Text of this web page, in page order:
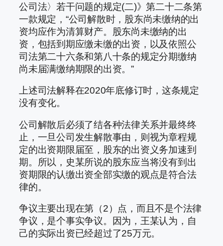
公司法〉若干问题的规定(二)》第二十二条第
一款规定，“公司解散时，股东尚未缴纳的出
资均应作为清算财产。股东尚未缴纳的出
资，包括到期应缴未缴的出资，以及依照公
司法第二十六条和第八十条的规定分期缴纳
尚未届满缴纳期限的出资。”
上述司法解释在2020年底修订时，这条规定
没有变化。
公司解散后必须了结各种法律关系并最终终
止，一旦公司发生解散事由，则视为章程规
定的出资期限届至，股东的出资义务加速到
期。所以，史某所说的股东应当将没有到出
资期限的认缴出资全部实缴的观点是符合法
律的。
争议主要出现在第（2）点，而且不是个法律
争议，是个事实争议。因为，王某认为，自
己的实际出资已经超过了25万元。